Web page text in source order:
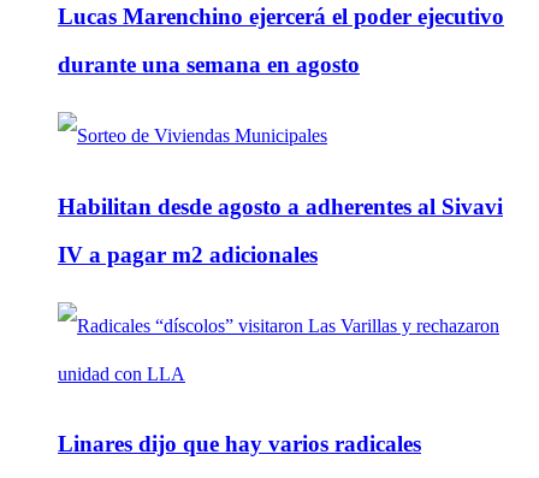
Lucas Marenchino ejercerá el poder ejecutivo
durante una semana en agosto
Habilitan desde agosto a adherentes al Sivavi
IV a pagar m2 adicionales
Linares dijo que hay varios radicales